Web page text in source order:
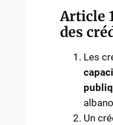
Article
des
Les
Un